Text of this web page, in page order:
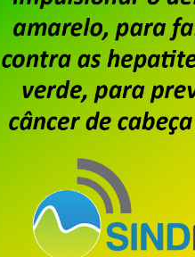
feira (30), de uma
tamanho das turmas na
2551/2026, que
Saiba mais
Segurança
prejuízo ao